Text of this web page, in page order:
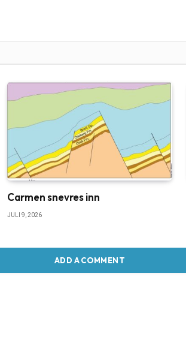
Carmen snevres inn
JULI 9, 2026
ADD A COMMENT